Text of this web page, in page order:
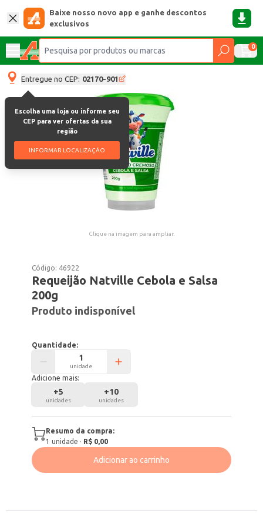
Baixe nosso novo app e ganhe descontos
exclusivos
0
Entregue no CEP: 02170-901
Escolha uma loja ou informe seu
CEP para ver ofertas da sua
região
INFORMAR LOCALIZAÇÃO
Clique na imagem para ampliar.
Código: 46922
Requeijão Natville Cebola e Salsa
200g
Produto indisponível
Quantidade:
unidade
Adicione mais:
+5
unidades
+10
unidades
Resumo da compra:
1 unidade · R$ 0,00
Adicionar ao carrinho